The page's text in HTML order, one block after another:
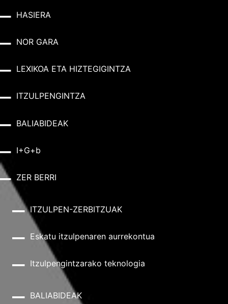
HASIERA
NOR GARA
LEXIKOA ETA HIZTEGIGINTZA
ITZULPENGINTZA
BALIABIDEAK
I+G+b
ZER BERRI
ITZULPEN-ZERBITZUAK
Eskatu itzulpenaren aurrekontua
Itzulpengintzarako teknologia
BALIABIDEAK